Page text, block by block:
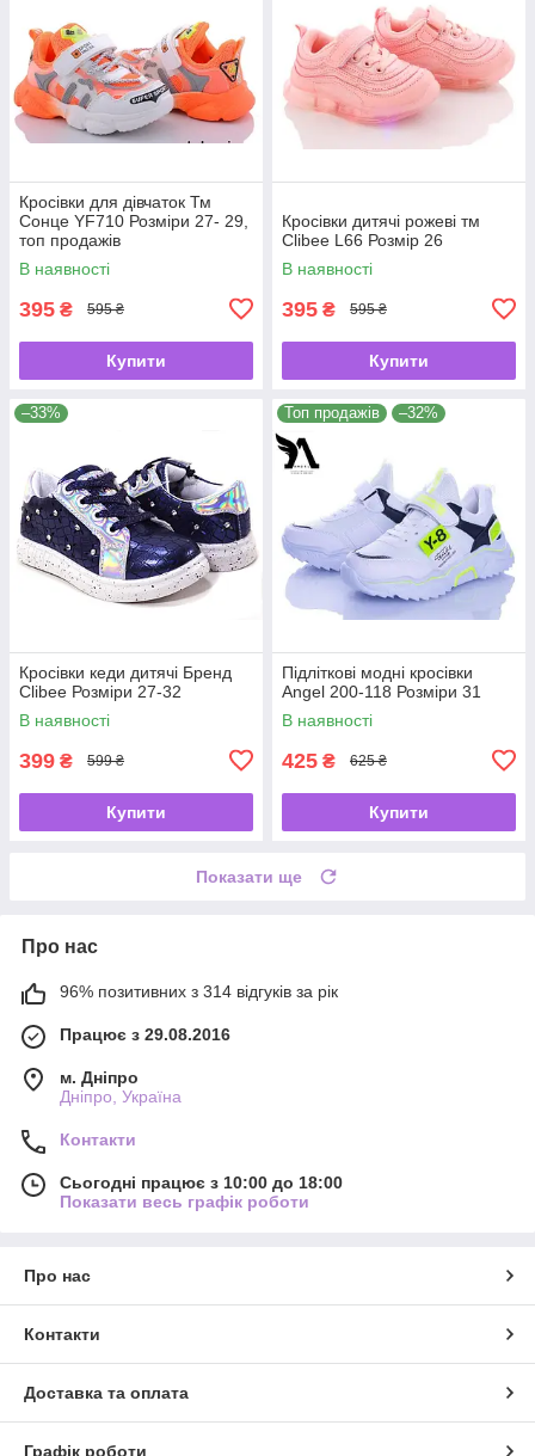
Кросівки для дівчаток Тм
Сонце YF710 Розміри 27- 29,
топ продажів
В наявності
395 ₴ 595 ₴
Купити
Кросівки дитячі рожеві тм
Clibee L66 Розмір 26
В наявності
395 ₴ 595 ₴
Купити
–33%
Кросівки кеди дитячі Бренд
Clibee Розміри 27-32
В наявності
399 ₴ 599 ₴
Купити
Топ продажів –32%
Підліткові модні кросівки
Angel 200-118 Розміри 31
В наявності
425 ₴ 625 ₴
Купити
Показати ще
Про нас
96% позитивних з 314 відгуків за рік
Працює з 29.08.2016
м. Дніпро
Дніпро, Україна
Контакти
Сьогодні працює з 10:00 до 18:00
Показати весь графік роботи
Про нас
Контакти
Доставка та оплата
Графік роботи